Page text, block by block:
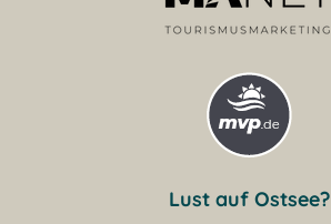
Lust auf Ostsee?